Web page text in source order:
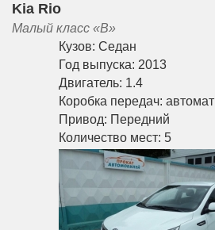
Kia Rio
Малый класс «B»
Кузов: Седан
Год выпуска: 2013
Двигатель: 1.4
Коробка передач: автомат
Привод: Передний
Количество мест: 5